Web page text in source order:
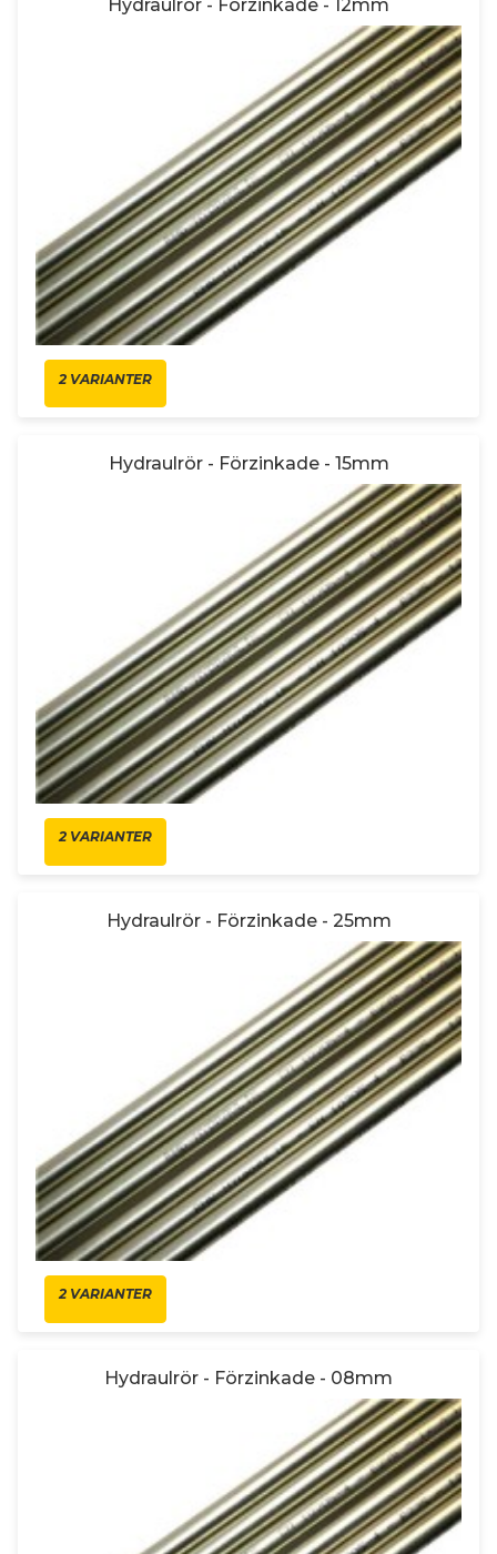
Hydraulrör - Förzinkade - 12mm
2 VARIANTER
Hydraulrör - Förzinkade - 15mm
2 VARIANTER
Hydraulrör - Förzinkade - 25mm
2 VARIANTER
Hydraulrör - Förzinkade - 08mm